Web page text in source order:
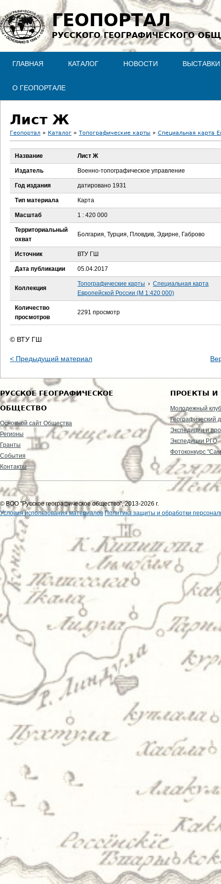
Jump to navigation
ГЕОПОРТАЛ
РУССКОГО ГЕОГРАФИЧЕСКОГО
ГЛАВНАЯ КАТАЛОГ НОВОСТИ ВЫСТАВКИ
О ГЕОПОРТАЛЕ
Лист Ж
В
ы
д
е
с
ь
Геопортал » Каталог » Топографические карты » Специальная карта
Название Лист Ж
Издатель Военно-топографическое управление
Год издания датировано 1931
Тип материала Карта
Масштаб 1 : 420 000
Территориальный
охват
Болгария, Турция, Пловдив, Эдирне, Габрово
Источник ВТУ ГШ
Дата публикации 05.04.2017
Коллекция
Топографические карты › Специальная карта
Европейской России (М 1:420 000)
Количество
просмотров
2291 просмотр
© ВТУ ГШ
< Предыдущий материал
РУССКОЕ ГЕОГРАФИЧЕСКОЕ
ОБЩЕСТВО
Основной сайт Общества
Регионы
Гранты
События
Контакты
ПРОЕКТЫ И
Молодежный клуб
Географический
Экспедиции и
Экспедиции РГО
Фотоконкурс
© ВОО "Русское географическое общество", 2013-2026 г.
Условия использования материалов Политика защиты и обработки